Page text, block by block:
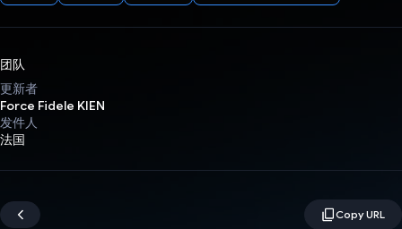
团队
更新者
Force Fidele KIEN
发件人
法国